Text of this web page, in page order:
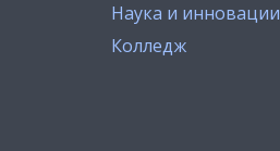
Наука и инновации
Колледж